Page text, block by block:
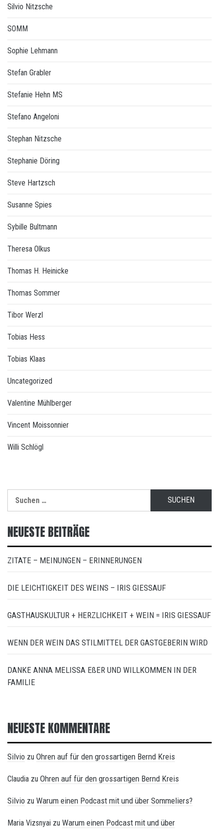
Silvio Nitzsche
SOMM
Sophie Lehmann
Stefan Grabler
Stefanie Hehn MS
Stefano Angeloni
Stephan Nitzsche
Stephanie Döring
Steve Hartzsch
Susanne Spies
Sybille Bultmann
Theresa Olkus
Thomas H. Heinicke
Thomas Sommer
Tibor Werzl
Tobias Hess
Tobias Klaas
Uncategorized
Valentine Mühlberger
Vincent Moissonnier
Willi Schlögl
nach:
NEUESTE BEITRÄGE
ZITATE – MEINUNGEN – ERINNERUNGEN
DIE LEICHTIGKEIT DES WEINS – IRIS GIESSAUF
GASTHAUSKULTUR + HERZLICHKEIT + WEIN = IRIS GIESSAUF
WENN DER WEIN DAS STILMITTEL DER GASTGEBERIN WIRD
DANKE ANNA MELISSA EßER UND WILLKOMMEN IN DER
FAMILIE
NEUESTE KOMMENTARE
Silvio zu Ohren auf für den grossartigen Bernd Kreis
Claudia zu Ohren auf für den grossartigen Bernd Kreis
Silvio zu Warum einen Podcast mit und über Sommeliers?
Maria Vizsnyai zu Warum einen Podcast mit und über